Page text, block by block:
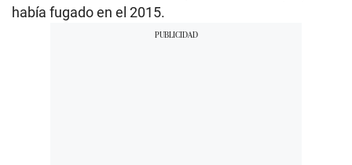
había fugado en el 2015.